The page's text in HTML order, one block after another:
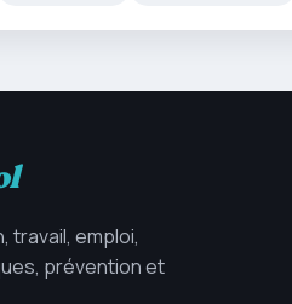
travail, emploi,
prévention et